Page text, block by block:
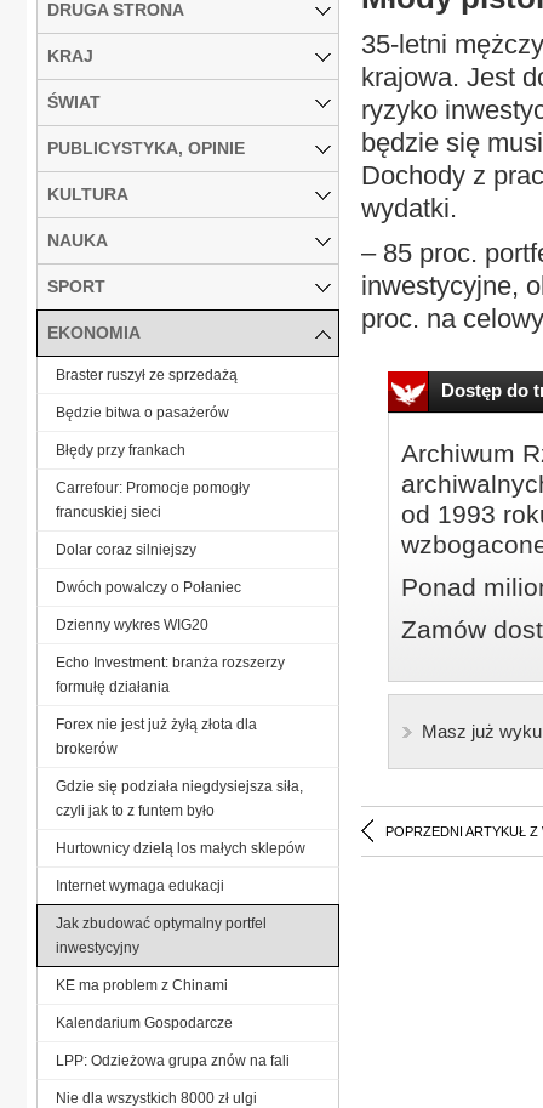
35-letni
krajowa. Jest
ryzyko
będzie się
Dochody z
wydatki.
– 85 proc.
inwestycyjne,
proc. na
Dostęp do
Archiwum
od 1993
Ponad
Zamów
Masz już
POPRZEDNI ARTYKUŁ Z
DRUGA STRONA
KRAJ
ŚWIAT
PUBLICYSTYKA, OPINIE
KULTURA
NAUKA
SPORT
EKONOMIA
Braster ruszył ze sprzedażą
Będzie bitwa o pasażerów
Błędy przy frankach
Carrefour: Promocje pomogły
francuskiej sieci
Dolar coraz silniejszy
Dwóch powalczy o Połaniec
Dzienny wykres WIG20
Echo Investment: branża rozszerzy
formułę działania
Forex nie jest już żyłą złota dla
brokerów
Gdzie się podziała niegdysiejsza siła,
czyli jak to z funtem było
Hurtownicy dzielą los małych sklepów
Internet wymaga edukacji
Jak zbudować optymalny portfel
inwestycyjny
KE ma problem z Chinami
Kalendarium Gospodarcze
LPP: Odzieżowa grupa znów na fali
Nie dla wszystkich 8000 zł ulgi